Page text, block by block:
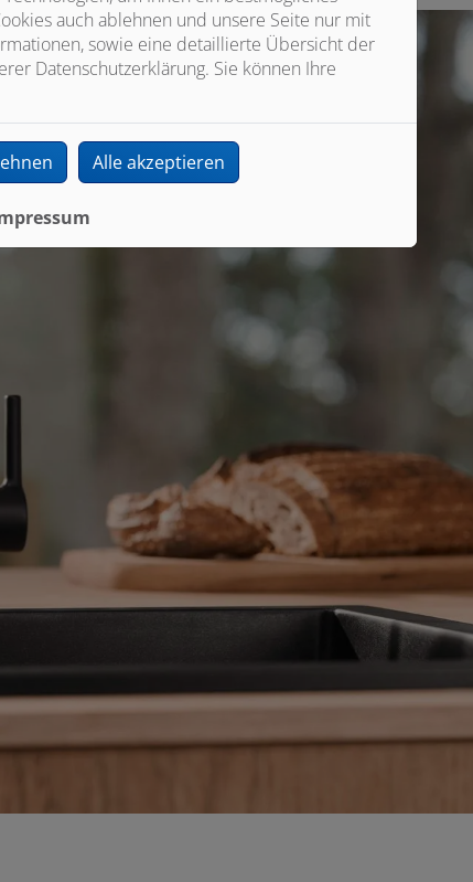
auch ablehnen und unsere Seite nur mit
sowie eine detaillierte Übersicht der
Datenschutzerklärung. Sie können Ihre
Alle akzeptieren